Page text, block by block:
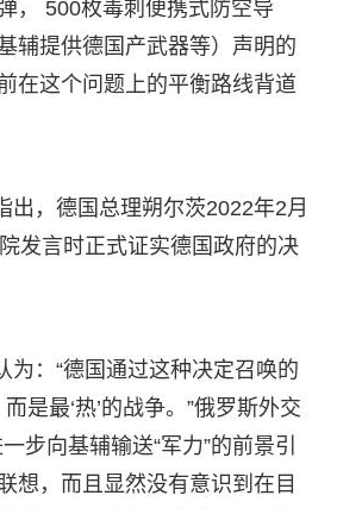
， 500枚毒刺便携式防空导
辅提供德国产武器等）声明的
在这个问题上的平衡路线背道
出，德国总理朔尔茨2022年2月
发言时正式证实德国政府的决
为：“德国通过这种决定召唤的
是最‘热’的战争。”俄罗斯外交
步向基辅输送“军力”的前景引
想，而且显然没有意识到在目